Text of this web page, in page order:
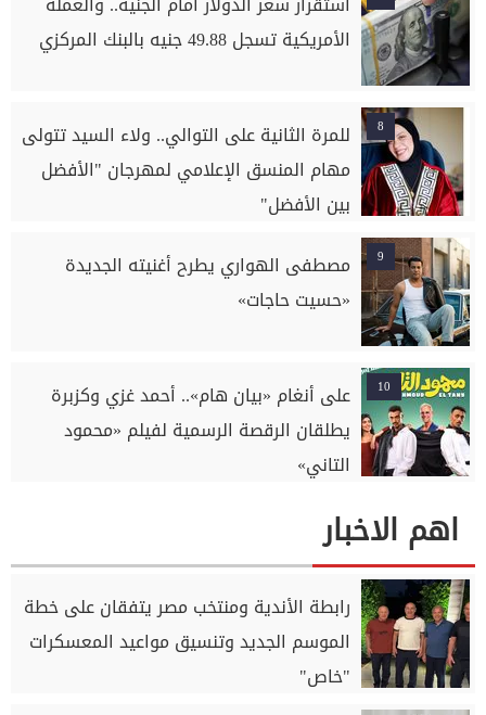
الأمريكية تسجل 49.88 جنيه بالبنك المركزي
8
للمرة الثانية على التوالي.. ولاء السيد تتولى
مهام المنسق الإعلامي لمهرجان "الأفضل
بين الأفضل"
9
مصطفى الهواري يطرح أغنيته الجديدة
«حسيت حاجات»
10
على أنغام «بيان هام».. أحمد غزي وكزبرة
يطلقان الرقصة الرسمية لفيلم «محمود
التاني»
اهم الاخبار
رابطة الأندية ومنتخب مصر يتفقان على خطة
الموسم الجديد وتنسيق مواعيد المعسكرات
"خاص"